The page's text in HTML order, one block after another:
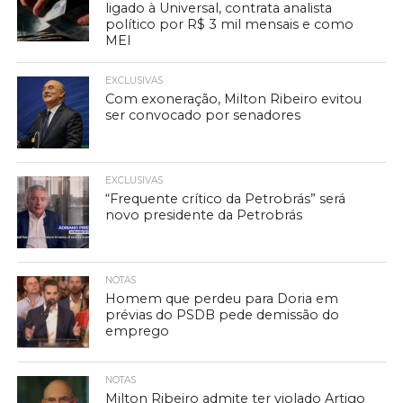
ligado à Universal, contrata analista
político por R$ 3 mil mensais e como
MEI
EXCLUSIVAS
Com exoneração, Milton Ribeiro evitou
ser convocado por senadores
EXCLUSIVAS
“Frequente crítico da Petrobrás” será
novo presidente da Petrobrás
NOTAS
Homem que perdeu para Doria em
prévias do PSDB pede demissão do
emprego
NOTAS
Milton Ribeiro admite ter violado Artigo